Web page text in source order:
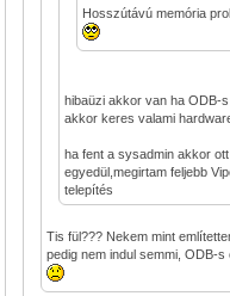
Hosszútávú memória
hibaüzi akkor van ha ODB-
akkor keres valami
ha fent a sysadmin akkor
egyedül,megirtam feljebb
telepítés
Tis fül??? Nekem mint
pedig nem indul semmi, ODB-